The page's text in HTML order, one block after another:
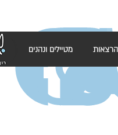
מטיילים ונהנים